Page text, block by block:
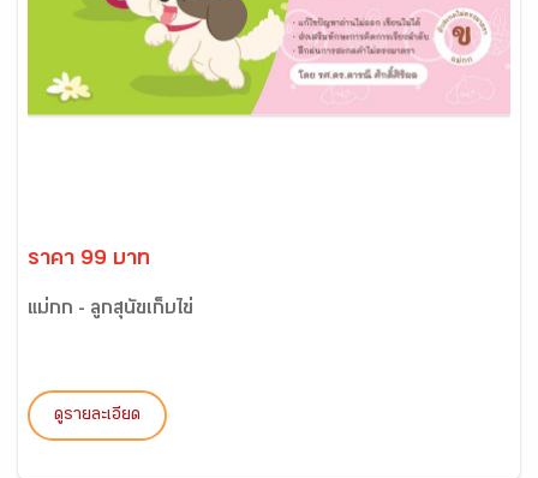
ราคา 99 บาท
แม่กก - ลูกสุนัขเก็บไข่
ดูรายละเอียด